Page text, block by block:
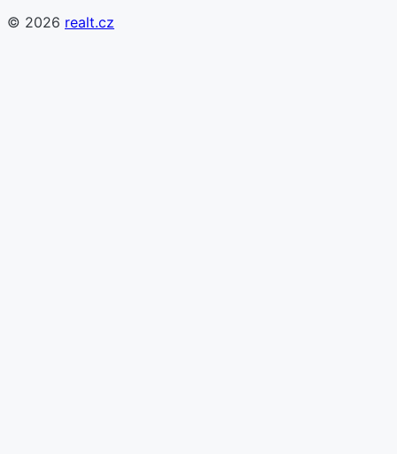
© 2026 realt.cz